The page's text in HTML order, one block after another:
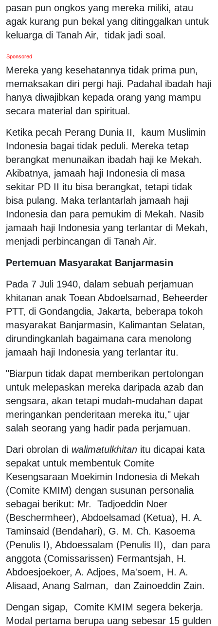
pasan pun ongkos yang mereka miliki, atau
agak kurang pun bekal yang ditinggalkan untuk
keluarga di Tanah Air, tidak jadi soal.
Sponsored
Mereka yang kesehatannya tidak prima pun,
memaksakan diri pergi haji. Padahal ibadah haji
hanya diwajibkan kepada orang yang mampu
secara material dan spiritual.
Ketika pecah Perang Dunia II, kaum Muslimin
Indonesia bagai tidak peduli. Mereka tetap
berangkat menunaikan ibadah haji ke Mekah.
Akibatnya, jamaah haji Indonesia di masa
sekitar PD II itu bisa berangkat, tetapi tidak
bisa pulang. Maka terlantarlah jamaah haji
Indonesia dan para pemukim di Mekah. Nasib
jamaah haji Indonesia yang terlantar di Mekah,
menjadi perbincangan di Tanah Air.
Pertemuan Masyarakat Banjarmasin
Pada 7 Juli 1940, dalam sebuah perjamuan
khitanan anak Toean Abdoelsamad, Beheerder
PTT, di Gondangdia, Jakarta, beberapa tokoh
masyarakat Banjarmasin, Kalimantan Selatan,
dirundingkanlah bagaimana cara menolong
jamaah haji Indonesia yang terlantar itu.
"Biarpun tidak dapat memberikan pertolongan
untuk melepaskan mereka daripada azab dan
sengsara, akan tetapi mudah-mudahan dapat
meringankan penderitaan mereka itu," ujar
salah seorang yang hadir pada perjamuan.
Dari obrolan di walimatulkhitan itu dicapai kata
sepakat untuk membentuk Comite
Kesengsaraan Moekimin Indonesia di Mekah
(Comite KMIM) dengan susunan personalia
sebagai berikut: Mr. Tadjoeddin Noer
(Beschermheer), Abdoelsamad (Ketua), H. A.
Taminsaid (Bendahari), G. M. Ch. Kasoema
(Penulis I), Abdoessalam (Penulis II), dan para
anggota (Comissarissen) Fermantsjah, H.
Abdoesjoekoer, A. Adjoes, Ma'soem, H. A.
Alisaad, Anang Salman, dan Zainoeddin Zain.
Dengan sigap, Comite KMIM segera bekerja.
Modal pertama berupa uang sebesar 15 gulden